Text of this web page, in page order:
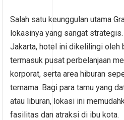
Salah satu keunggulan utama
lokasinya yang sangat
Jakarta, hotel ini dikelilingi oleh
termasuk pusat perbelanjaan
korporat, serta area hiburan
ternama. Bagi para tamu yang
atau liburan, lokasi ini
fasilitas dan atraksi di ibu kota.